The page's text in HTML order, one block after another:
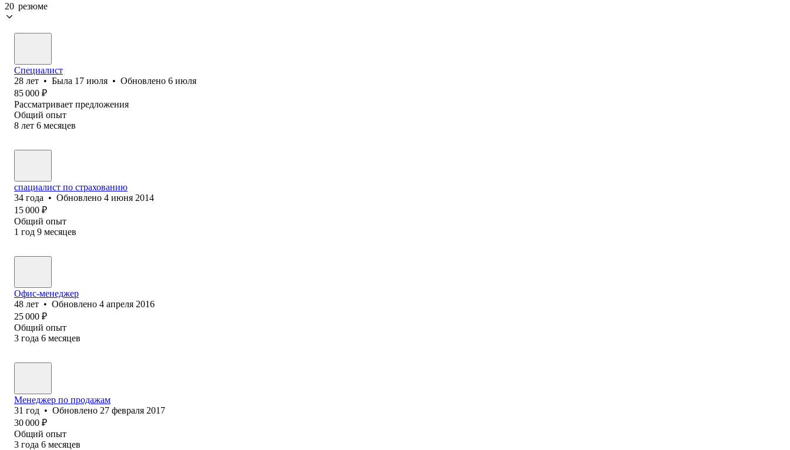
20 резюме
Специалист
28 лет • Была 17 июля • Обновлено 6 июля
85 000 ₽
Рассматривает предложения
Общий опыт
8 лет 6 месяцев
спациалист по страхованию
34 года • Обновлено 4 июня 2014
15 000 ₽
Общий опыт
1 год 9 месяцев
Офис-менеджер
48 лет • Обновлено 4 апреля 2016
25 000 ₽
Общий опыт
3 года 6 месяцев
Менеджер по продажам
31 год • Обновлено 27 февраля 2017
30 000 ₽
Общий опыт
3 года 6 месяцев